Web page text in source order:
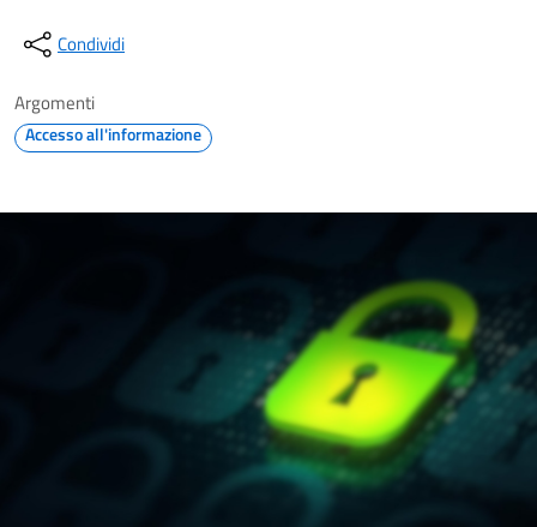
Condividi
Argomenti
Accesso all'informazione